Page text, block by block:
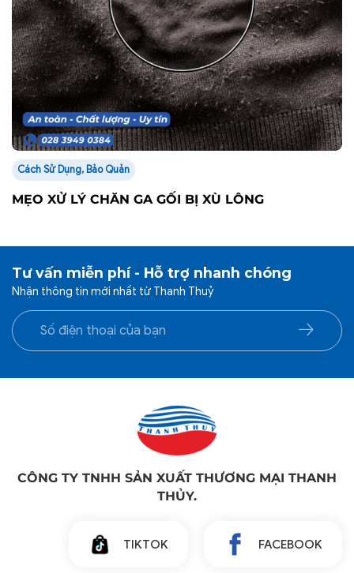
Cách Sử Dụng, Bảo Quản
MẸO XỬ LÝ CHĂN GA GỐI BỊ XÙ LÔNG
Tư vấn miễn phí - Hỗ trợ nhanh chóng
Nhận thông tin mới nhất từ Thanh Thuỷ
CÔNG TY TNHH SẢN XUẤT THƯƠNG MẠI THANH
THỦY.
TIKTOK FACEBOOK